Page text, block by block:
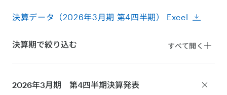
決算データ（2026年3月期 第4四半期） Excel
決算期で絞り込む すべて開く
2026年3月期 第4四半期決算発表